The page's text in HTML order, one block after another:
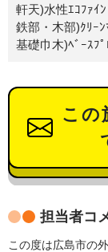
軒天)水性ｴｺﾌｧｲﾝ
鉄部・木部)ｸﾘｰﾝ
基礎巾木)ﾍﾞｰｽﾌﾟ
この
担当者コ
この度は広島市の